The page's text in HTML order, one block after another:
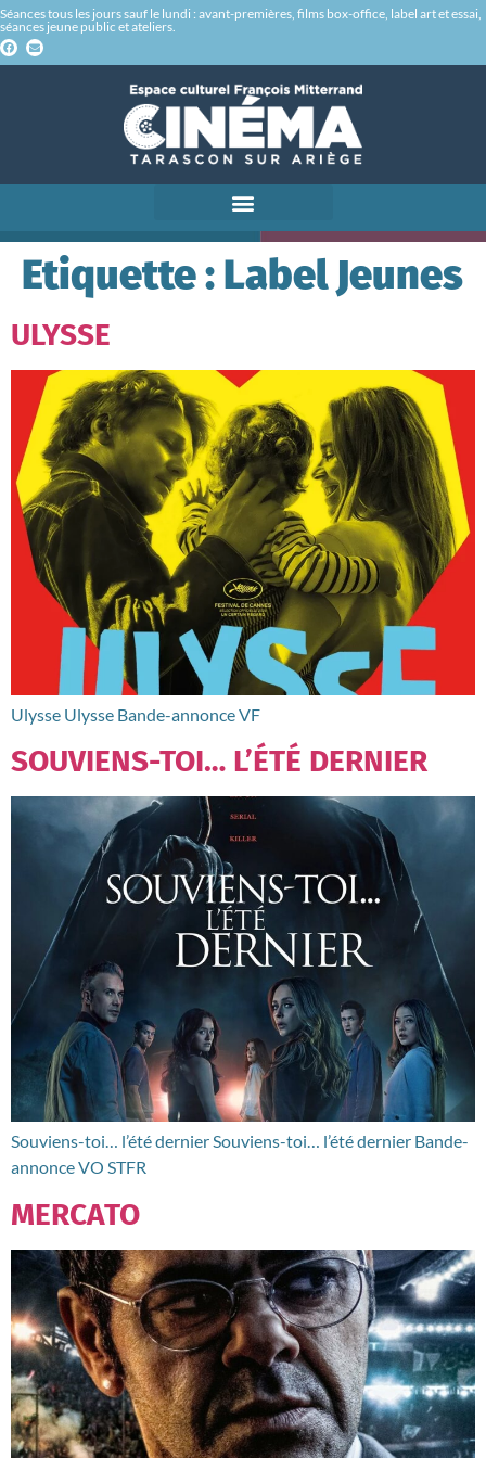
Séances tous les jours sauf le lundi : avant-premières, films box-office, label art et essai,
séances jeune public et ateliers.
Etiquette :Label Jeunes
ULYSSE
Ulysse Ulysse Bande-annonce VF
SOUVIENS-TOI… L’ÉTÉ DERNIER
Souviens-toi… l’été dernier Souviens-toi… l’été dernier Bande-
annonce VO STFR
MERCATO